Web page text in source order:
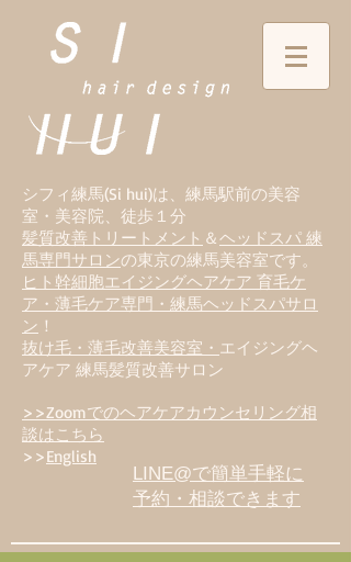
シフィ練馬(Si hui)は、 練馬駅前の美容
室・美容院、徒歩１分
髪質改善トリートメント ＆ヘッドスパ 練
馬専門サロンの東京の練馬美容室です。
ヒト幹細胞エイジングヘアケア 育毛ケ
ア・薄毛ケア専門・練馬ヘッドスパサロ
ン ！
抜け毛・薄毛改善美容室・ エイジングヘ
アケア 練馬髪質改善サロン
>>Zoomでのヘアケアカウンセリング相
談はこちら
>>English
LINE@で簡単手軽に
予約・相談できます